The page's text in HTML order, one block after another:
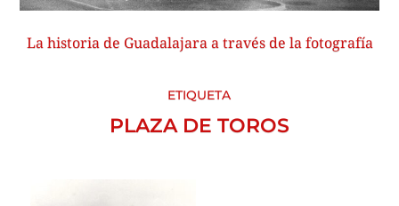
La historia de Guadalajara a través de la fotografía
ETIQUETA
PLAZA DE TOROS